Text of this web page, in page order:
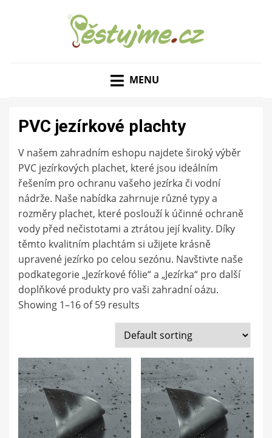
MENU
PVC jezírkové plachty
V našem zahradním eshopu najdete široký výběr
PVC jezírkových plachet, které jsou ideálním
řešením pro ochranu vašeho jezírka či vodní
nádrže. Naše nabídka zahrnuje různé typy a
rozměry plachet, které poslouží k účinné ochraně
vody před nečistotami a ztrátou její kvality. Díky
těmto kvalitním plachtám si užijete krásně
upravené jezírko po celou sezónu. Navštivte naše
podkategorie „Jezírkové fólie“ a „Jezírka“ pro další
doplňkové produkty pro vaši zahradní oázu.
Showing 1–16 of 59 results